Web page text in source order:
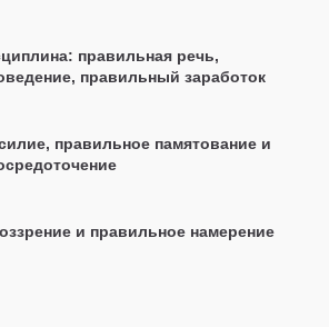
правильная речь,
правильный заработок
правильное памятование и
и правильное намерение